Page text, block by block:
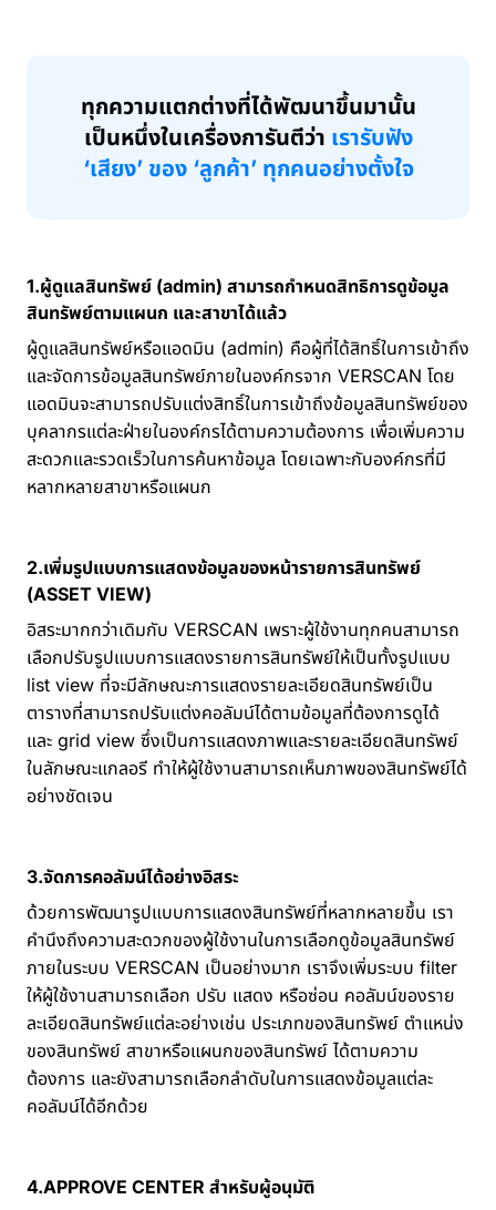
ทุกความแตกต่างที่ได้พัฒนาขึ้นมานั้น
เป็นหนึ่งในเครื่องการันตีว่า เรารับฟัง
‘เสียง’ ของ ‘ลูกค้า’ ทุกคนอย่างตั้งใจ
1.ผู้ดูแลสินทรัพย์ (admin) สามารถกำหนดสิทธิการดูข้อมูล
สินทรัพย์ตามแผนก และสาขาได้แล้ว
ผู้ดูแลสินทรัพย์หรือแอดมิน (admin) คือผู้ที่ได้สิทธิ์ในการเข้าถึง
และจัดการข้อมูลสินทรัพย์ภายในองค์กรจาก VERSCAN โดย
แอดมินจะสามารถปรับแต่งสิทธิ์ในการเข้าถึงข้อมูลสินทรัพย์ของ
บุคลากรแต่ละฝ่ายในองค์กรได้ตามความต้องการ เพื่อเพิ่มความ
สะดวกและรวดเร็วในการค้นหาข้อมูล โดยเฉพาะกับองค์กรที่มี
หลากหลายสาขาหรือแผนก
2.เพิ่มรูปแบบการแสดงข้อมูลของหน้ารายการสินทรัพย์
(ASSET VIEW)
อิสระมากกว่าเดิมกับ VERSCAN เพราะผู้ใช้งานทุกคนสามารถ
เลือกปรับรูปแบบการแสดงรายการสินทรัพย์ให้เป็นทั้งรูปแบบ
list view ที่จะมีลักษณะการแสดงรายละเอียดสินทรัพย์เป็น
ตารางที่สามารถปรับแต่งคอลัมน์ได้ตามข้อมูลที่ต้องการดูได้
และ grid view ซึ่งเป็นการแสดงภาพและรายละเอียดสินทรัพย์
ในลักษณะแกลอรี ทำให้ผู้ใช้งานสามารถเห็นภาพของสินทรัพย์ได้
อย่างชัดเจน
3.จัดการคอลัมน์ได้อย่างอิสระ
ด้วยการพัฒนารูปแบบการแสดงสินทรัพย์ที่หลากหลายขึ้น เรา
คำนึงถึงความสะดวกของผู้ใช้งานในการเลือกดูข้อมูลสินทรัพย์
ภายในระบบ VERSCAN เป็นอย่างมาก เราจึงเพิ่มระบบ filter
ให้ผู้ใช้งานสามารถเลือก ปรับ แสดง หรือซ่อน คอลัมน์ของราย
ละเอียดสินทรัพย์แต่ละอย่างเช่น ประเภทของสินทรัพย์ ตำแหน่ง
ของสินทรัพย์ สาขาหรือแผนกของสินทรัพย์ ได้ตามความ
ต้องการ และยังสามารถเลือกลำดับในการแสดงข้อมูลแต่ละ
คอลัมน์ได้อีกด้วย
4.APPROVE CENTER สำหรับผู้อนุมัติ